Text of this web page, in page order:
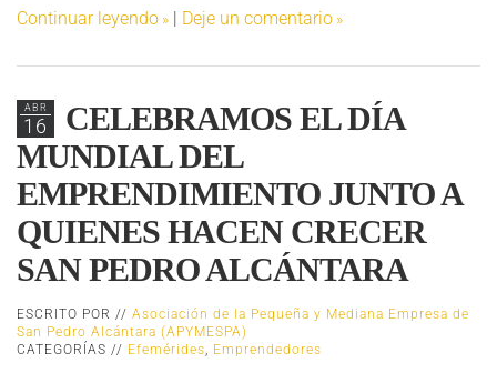
Continuar leyendo | Deje un comentario
ABR
16
CELEBRAMOS EL DÍA
MUNDIAL DEL
EMPRENDIMIENTO JUNTO A
QUIENES HACEN CRECER
SAN PEDRO ALCÁNTARA
ESCRITO POR // Asociación de la Pequeña y Mediana Empresa de
San Pedro Alcántara (APYMESPA)
CATEGORÍAS // Efemérides, Emprendedores